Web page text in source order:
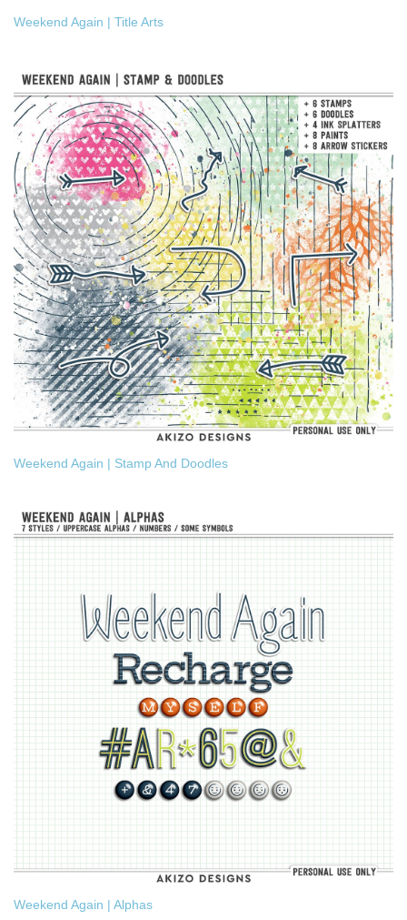
Weekend Again | Title Arts
Weekend Again | Stamp And Doodles
Weekend Again | Alphas